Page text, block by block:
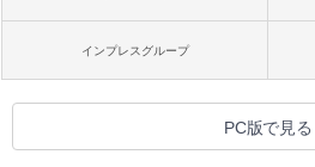
インプレスグループ
PC版で見る